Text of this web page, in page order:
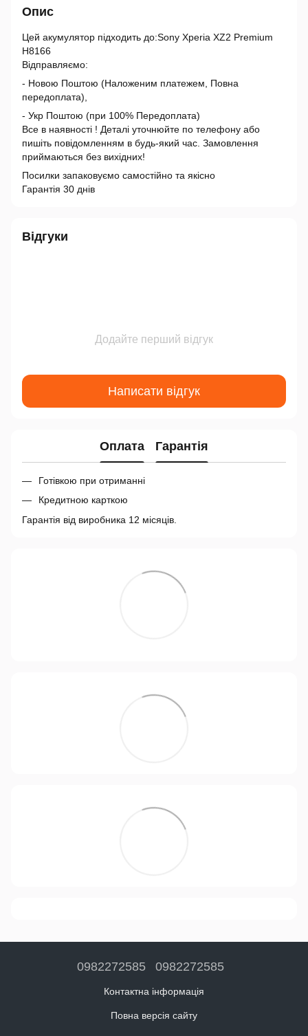
Опис
Цей акумулятор підходить до:Sony Xperia XZ2 Premium
H8166
Відправляємо:
- Новою Поштою (Наложеним платежем, Повна
передоплата),
- Укр Поштою (при 100% Передоплата)
Все в наявності ! Деталі уточнюйте по телефону або
пишіть повідомленням в будь-який час. Замовлення
приймаються без вихідних!
Посилки запаковуємо самостійно та якісно
Гарантія 30 днів
Відгуки
Додайте перший відгук
Написати відгук
Оплата Гарантія
Готівкою при отриманні
Кредитною карткою
Гарантія від виробника 12 місяців.
0982272585 0982272585
Контактна інформація
Повна версія сайту